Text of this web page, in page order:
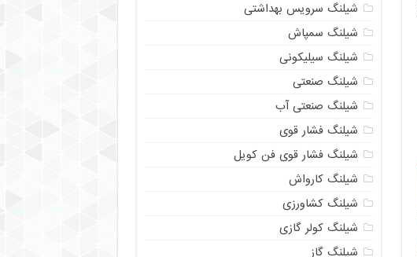
شیلنگ سرویس بهداشتی
شیلنگ سمپاش
شیلنگ سیلیکونی
شیلنگ صنعتی
شیلنگ صنعتی آب
شیلنگ فشار قوی
شیلنگ فشار قوی فن کویل
شیلنگ کارواش
شیلنگ کشاورزی
شیلنگ کولر گازی
شیلنگ گاز